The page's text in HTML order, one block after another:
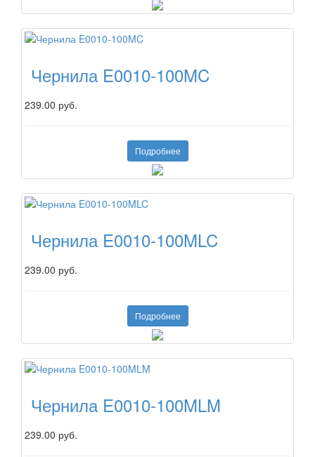
Чернила E0010-100MC
239.00 руб.
Подробнее
Чернила E0010-100MLC
239.00 руб.
Подробнее
Чернила E0010-100MLM
239.00 руб.